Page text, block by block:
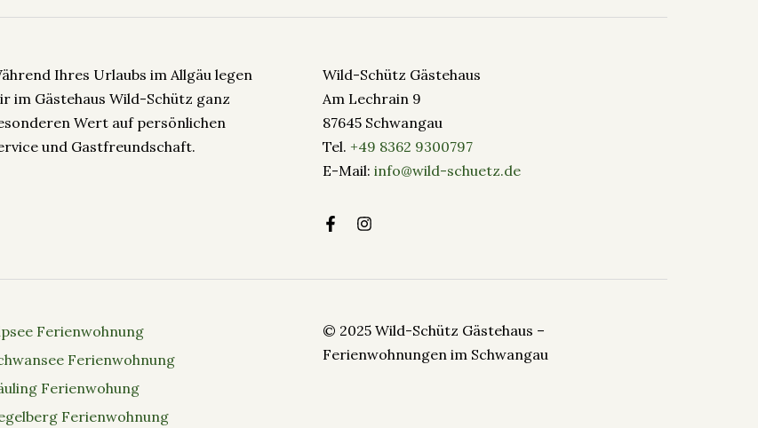
Ihres Urlaubs im Allgäu legen
im Gästehaus Wild-Schütz ganz
Wert auf persönlichen
und Gastfreundschaft.
Wild-Schütz Gästehaus
Am Lechrain 9
87645 Schwangau
Tel. +49 8362 9300797
E-Mail:info@wild-schuetz.de
Ferienwohnung
Ferienwohnung
Ferienwohung
Ferienwohnung
© 2025 Wild-Schütz Gästehaus –
Ferienwohnungen im Schwangau